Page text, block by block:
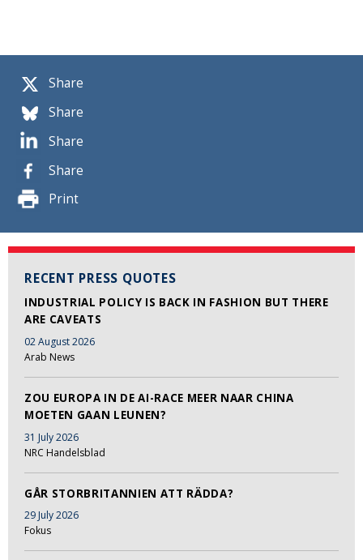
Share
Share
Share
Share
Print
RECENT PRESS QUOTES
INDUSTRIAL POLICY IS BACK IN FASHION BUT THERE
ARE CAVEATS
02 August 2026
Arab News
ZOU EUROPA IN DE AI-RACE MEER NAAR CHINA
MOETEN GAAN LEUNEN?
31 July 2026
NRC Handelsblad
GÅR STORBRITANNIEN ATT RÄDDA?
29 July 2026
Fokus